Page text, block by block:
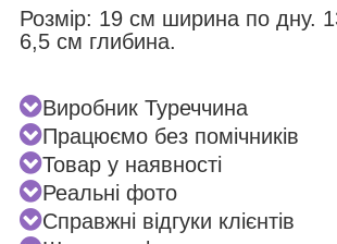
Розмір: 19 см ширина по дну.
6,5 см глибина.
Виробник Туреччина
Працюємо без помічників
Товар у наявності
Реальні фото
Справжні відгуки клієнтів